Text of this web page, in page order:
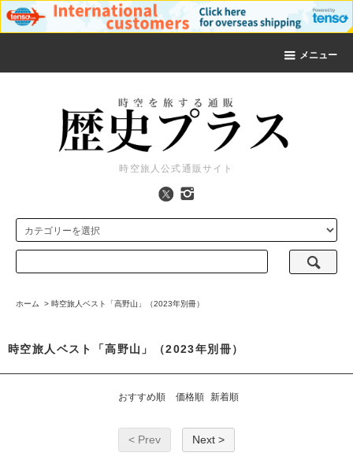
メニュー
時空旅人公式通販サイト
ホーム > 時空旅人ベスト「高野山」（2023年別冊）
時空旅人ベスト「高野山」（2023年別冊）
おすすめ順 価格順 新着順
< Prev Next >